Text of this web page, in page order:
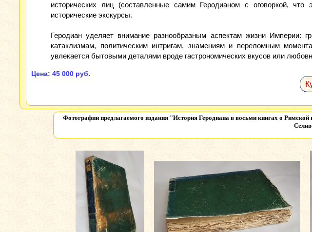
исторических лиц (составленные самим Геродианом с оговоркой,
исторические экскурсы.
Геродиан уделяет внимание разнообразным аспектам жизни
катаклизмам, политическим интригам, знамениям и переломным
увлекается бытовыми деталями вроде гастрономических вкусов или
Цена: 45 000 руб.
Фотографии предлагаемого издания "История Геродиана в восьми книгах о